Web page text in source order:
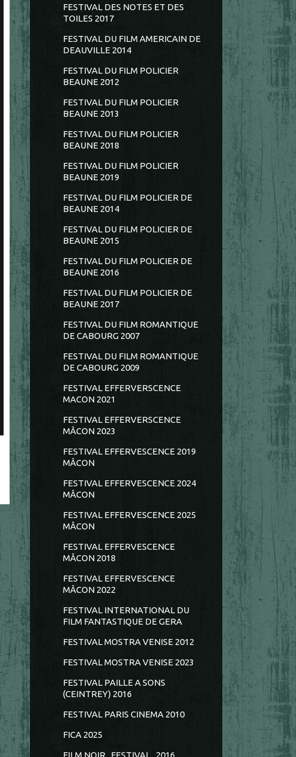
FESTIVAL DES NOTES ET DES
TOILES 2017
FESTIVAL DU FILM AMERICAIN DE
DEAUVILLE 2014
FESTIVAL DU FILM POLICIER
BEAUNE 2012
FESTIVAL DU FILM POLICIER
BEAUNE 2013
FESTIVAL DU FILM POLICIER
BEAUNE 2018
FESTIVAL DU FILM POLICIER
BEAUNE 2019
FESTIVAL DU FILM POLICIER DE
BEAUNE 2014
FESTIVAL DU FILM POLICIER DE
BEAUNE 2015
FESTIVAL DU FILM POLICIER DE
BEAUNE 2016
FESTIVAL DU FILM POLICIER DE
BEAUNE 2017
FESTIVAL DU FILM ROMANTIQUE
DE CABOURG 2007
FESTIVAL DU FILM ROMANTIQUE
DE CABOURG 2009
FESTIVAL EFFERVERSCENCE
MACON 2021
FESTIVAL EFFERVERSCENCE
MÂCON 2023
FESTIVAL EFFERVESCENCE 2019
MÂCON
FESTIVAL EFFERVESCENCE 2024
MÂCON
FESTIVAL EFFERVESCENCE 2025
MÂCON
FESTIVAL EFFERVESCENCE
MÂCON 2018
FESTIVAL EFFERVESCENCE
MÂCON 2022
FESTIVAL INTERNATIONAL DU
FILM FANTASTIQUE DE GERA
FESTIVAL MOSTRA VENISE 2012
FESTIVAL MOSTRA VENISE 2023
FESTIVAL PAILLE A SONS
(CEINTREY) 2016
FESTIVAL PARIS CINEMA 2010
FICA 2025